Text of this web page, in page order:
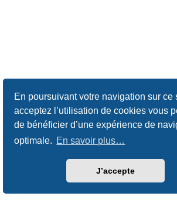
En poursuivant votre navigation sur ce
acceptez l’utilisation de cookies vous
de bénéficier d’une expérience de
optimale. En savoir plus…
J’accepte